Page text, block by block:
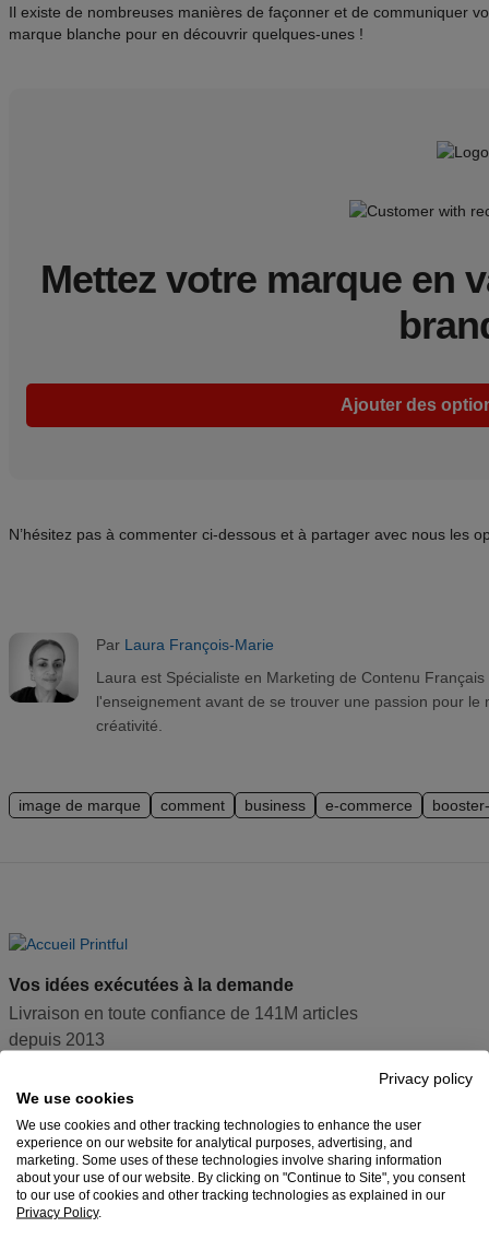
Il existe de nombreuses manières de façonner et de communiquer
marque blanche pour en découvrir quelques-unes !
Mettez votre marque en
Ajouter des
N’hésitez pas à commenter ci-dessous et à partager avec nous les
Par Laura François-Marie
Laura est Spécialiste en Marketing de Contenu
l'enseignement avant de se trouver une passion pour
créativité.
image de marque comment business e-commerce
Vos idées exécutées à la demande
Livraison en toute confiance de 141M articles
depuis 2013
Liens
vers
les
réseaux
sociaux
Vos choix de confidentialité
© 2013 - 2026 Tous droits réservés. Printful® Inc. 11025 Westlake Dr, Charlotte,
North Carolina 28273
Privacy policy
We use cookies
We use cookies and other tracking technologies to enhance the user
experience on our website for analytical purposes, advertising, and
marketing. Some uses of these technologies involve sharing information
about your use of our website. By clicking on "Continue to Site", you consent
to our use of cookies and other tracking technologies as explained in our
Privacy Policy.